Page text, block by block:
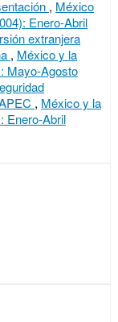
, México
Enero-Abril
extranjera
, México y la
Mayo-Agosto
, México y la
Enero-Abril